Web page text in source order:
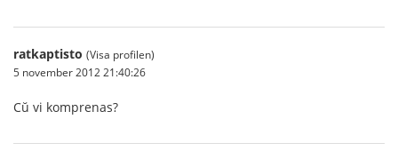
ratkaptisto (Visa profilen)
5 november 2012 21:40:26
Cŭ vi komprenas?